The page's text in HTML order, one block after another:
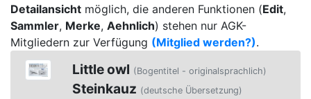
Detailansicht möglich, die anderen Funktionen (Edit,
Sammler, Merke, Aehnlich) stehen nur AGK-
Mitgliedern zur Verfügung (Mitglied werden?).
Little owl (Bogentitel - originalsprachlich)
Steinkauz (deutsche Übersetzung)